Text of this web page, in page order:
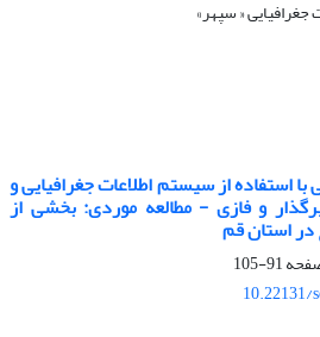
با استفاده از سیستم اطلاعات جغرافیایی و
و فازی - مطالعه موردی: بخشی از
در استان قم
91-105
10.22131/